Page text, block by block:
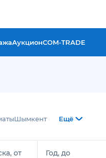
АукционCOM-TRADE
Шымкент Ещё
от Год, до